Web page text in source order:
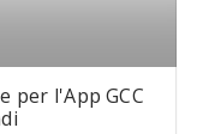
per l'App GCC